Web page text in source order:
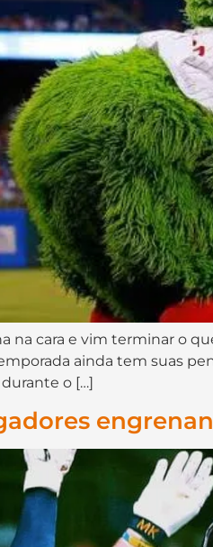
cara e vim terminar o
ainda tem suas
o […]